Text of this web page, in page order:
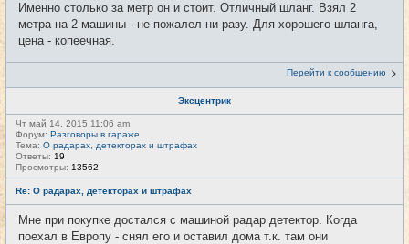
Именно столько за метр он и стоит. Отличный шланг. Взял 2
метра на 2 машины - не пожалел ни разу. Для хорошего шланга,
цена - копеечная.
Перейти к сообщению
Эксцентрик
Чт май 14, 2015 11:06 am
Форум: Разговоры в гараже
Тема: О радарах, детекторах и штрафах
Ответы: 19
Просмотры: 13562
Re: О радарах, детекторах и штрафах
Мне при покупке достался с машиной радар детектор. Когда
поехал в Европу - снял его и оставил дома т.к. там они